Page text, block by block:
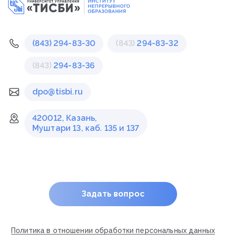
(843) 294-83-30 (843) 294-83-32
(843)294-83-36
dpo@tisbi.ru
420012, Казань,
Муштари 13, каб. 135 и 137
Задать вопрос
Политика в отношении обработки персональных данных